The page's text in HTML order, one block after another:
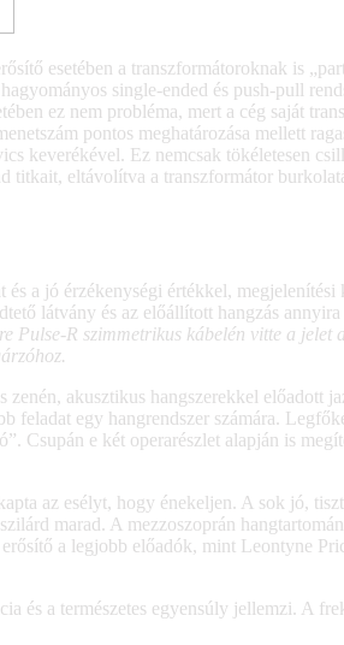
esetében a transzformátoroknak is
single-ended és push-pull
ez nem probléma, mert a cég saját
pontos meghatározása mellett
keverékével. Ez nemcsak tökéletesen
titkait, eltávolítva a transzformátor
a jó érzékenységi értékkel,
látvány és az előállított hangzás
Pulse-R szimmetrikus kábelén vitte a
akusztikus hangszerekkel előadott
egy hangrendszer számára.
Csupán e két operarészlet alapján is
az esélyt, hogy énekeljen. A sok jó,
marad. A mezzoszoprán
a legjobb előadók, mint Leontyne
és a természetes egyensúly jellemzi. A